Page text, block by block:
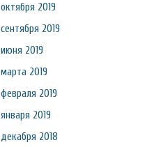
октября 2019
сентября 2019
июня 2019
марта 2019
февраля 2019
января 2019
декабря 2018